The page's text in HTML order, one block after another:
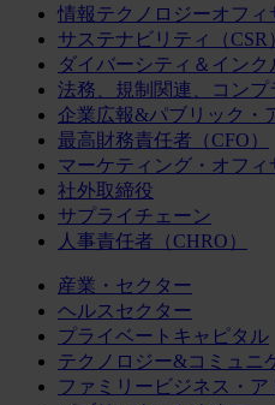
情報テクノロジーオフィ
サステナビリティ（CSR
ダイバーシティ＆インク
法務、規制関連、コンプ
企業広報&パブリック・
最高財務責任者（CFO）
マーケティング・オフィ
社外取締役
サプライチェーン
人事責任者（CHRO）
産業・セクター
ヘルスセクター
プライベートキャピタル
テクノロジー&コミュニ
ファミリービジネス・ア